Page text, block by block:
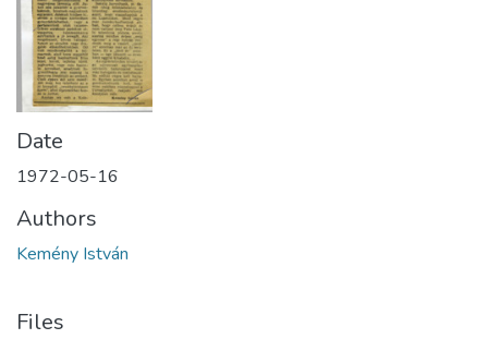
Date
1972-05-16
Authors
Kemény István
Files